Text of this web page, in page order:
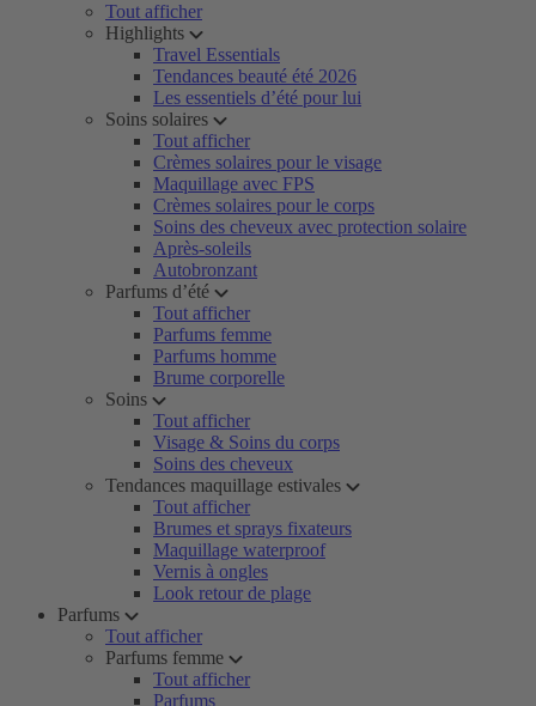
Tout afficher
Highlights
Travel Essentials
Tendances beauté été 2026
Les essentiels d’été pour lui
Soins solaires
Tout afficher
Crèmes solaires pour le visage
Maquillage avec FPS
Crèmes solaires pour le corps
Soins des cheveux avec protection solaire
Après-soleils
Autobronzant
Parfums d’été
Tout afficher
Parfums femme
Parfums homme
Brume corporelle
Soins
Tout afficher
Visage & Soins du corps
Soins des cheveux
Tendances maquillage estivales
Tout afficher
Brumes et sprays fixateurs
Maquillage waterproof
Vernis à ongles
Look retour de plage
Parfums
Tout afficher
Parfums femme
Tout afficher
Parfums